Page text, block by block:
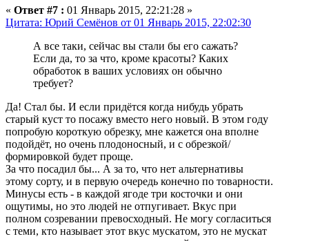
« Ответ #7 : 01 Январь 2015, 22:21:28 »
Цитата: Юрий Семёнов от 01 Январь 2015, 22:02:30
А все таки, сейчас вы стали бы его сажать?
Если да, то за что, кроме красоты? Каких
обработок в ваших условиях он обычно
требует?
Да! Стал бы. И если придётся когда нибудь убрать
старый куст то посажу вместо него новый. В этом году
попробую короткую обрезку, мне кажется она вполне
подойдёт, но очень плодоносный, и с обрезкой/
формировкой будет проще.
За что посадил бы... А за то, что нет альтернативы
этому сорту, и в первую очередь конечно по товарности.
Минусы есть - в каждой ягоде три косточки и они
ощутимы, но это людей не отпугивает. Вкус при
полном созревании превосходный. Не могу согласиться
с теми, кто называет этот вкус мускатом, это не мускат